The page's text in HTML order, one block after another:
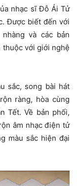
nhạc sĩ Đỗ Ái Tử
Được biết đến với
và các bản
với giới nghệ
sắc, song bài hát
ràng, hòa cùng
Tết. Về bản phối,
âm nhạc điện tử
màu sắc hiện đại